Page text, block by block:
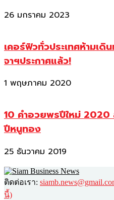
26 มกราคม 2023
เคอร์ฟิวทั่วประเทศห้ามเดิ
จาฯประกาศแล้ว!
1 พฤษภาคม 2020
10 คำอวยพรปีใหม่
ปีหนูทอง
25 ธันวาคม 2019
ติดต่อเรา:
นี้)